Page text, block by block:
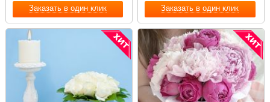
Заказать в один клик Заказать в один клик